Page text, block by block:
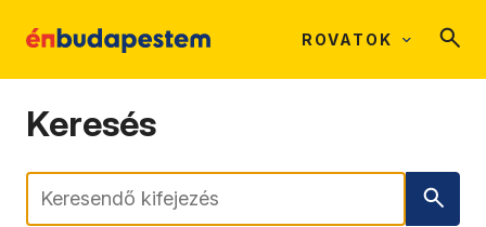
ROVATOK
Keresés
Keresés